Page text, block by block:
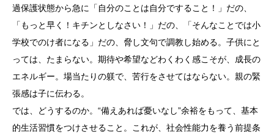
過保護状態から急に「自分のことは自分ですること！」だの、
「もっと早く！キチンとしなさい！」だの、「そんなことでは小
学校でのけ者になる」だの、脅し文句で調教し始める。子供にと
っては、たまらない。期待や希望などわくわく感こそが、成長の
エネルギー。場当たりの躾で、苦行をさせてはならない。親の緊
張感は子に伝わる。
では、どうするのか。“備えあれば憂いなし”余裕をもって、基本
的生活習慣をつけさせること。これが、社会性能力を養う前提条